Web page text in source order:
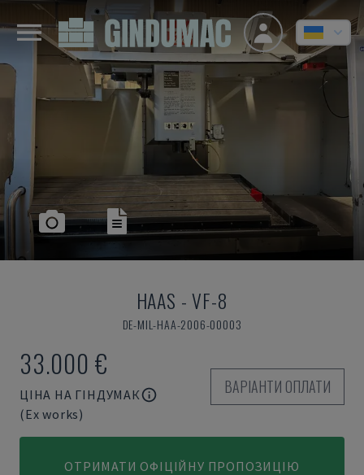
HAAS -VF-8
DE-MIL-HAA-2006-00003
33.000 €
ЦІНА НА ГІНДУМАК
(Ex works)
ВАРІАНТИ ОПЛАТИ
ОТРИМАТИ ОФІЦІЙНУ ПРОПОЗИЦІЮ